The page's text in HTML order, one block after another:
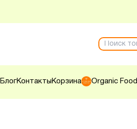
БлогКонтакты Корзина Organic Food